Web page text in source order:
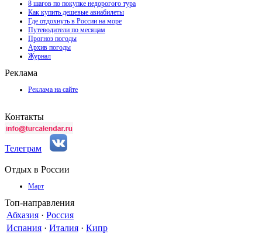
8 шагов по покупке недорогого тура
Как купить дешевые авиабилеты
Где отдохнуть в России на море
Путеводители по месяцам
Прогноз погоды
Архив погоды
Журнал
Реклама
Реклама на сайте
Контакты
Телеграм
Отдых в России
Март
Топ-направления
Абхазия · Россия
Испания · Италия · Кипр